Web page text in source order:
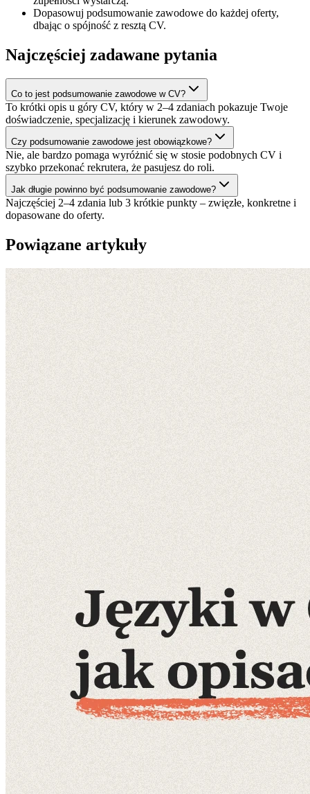
Dopasowuj podsumowanie zawodowe do każdej oferty,
dbając o spójność z resztą CV.
Najczęściej zadawane pytania
Co to jest podsumowanie zawodowe w CV?
To krótki opis u góry CV, który w 2–4 zdaniach pokazuje Twoje
doświadczenie, specjalizację i kierunek zawodowy.
Czy podsumowanie zawodowe jest obowiązkowe?
Nie, ale bardzo pomaga wyróżnić się w stosie podobnych CV i
szybko przekonać rekrutera, że pasujesz do roli.
Jak długie powinno być podsumowanie zawodowe?
Najczęściej 2–4 zdania lub 3 krótkie punkty – zwięzłe, konkretne i
dopasowane do oferty.
Powiązane artykuły